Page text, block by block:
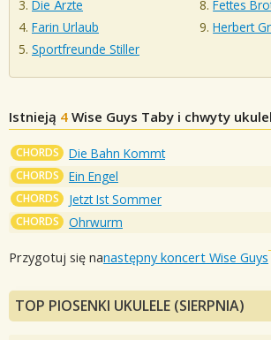
Die Ärzte
Farin Urlaub
Sportfreunde Stiller
Fettes
Herbert
Istnieją 4 Wise Guys Taby i chwyty
CHORDS Die Bahn Kommt
CHORDS Ein Engel
CHORDS Jetzt Ist Sommer
CHORDS Ohrwurm
Przygotuj się nanastępny koncert Wise Guys
TOP PIOSENKI UKULELE (SIERPNIA)